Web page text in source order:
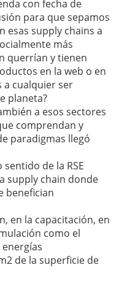
con fecha de
para que sepamos
esas supply chains a
más
querrían y tienen
en la web o en
a cualquier ser
planeta?
a esos sectores
comprendan y
paradigmas llegó
de la RSE
supply chain donde
benefician
en la capacitación, en
como el
de la superficie de